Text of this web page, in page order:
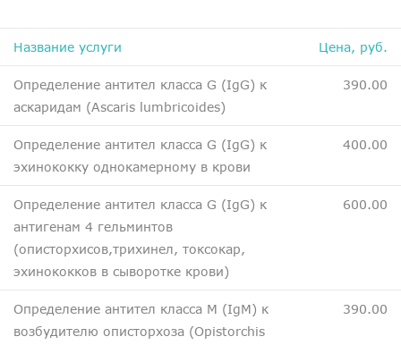
Вакансии
Название услуги Цена, руб.
Определение антител класса G (IgG) к
аскаридам (Ascaris lumbricoides)
390.00
Определение антител класса G (IgG) к
эхинококку однокамерному в крови
400.00
Определение антител класса G (IgG) к
антигенам 4 гельминтов
(описторхисов,трихинел, токсокар,
эхинококков в сыворотке крови)
600.00
Определение антител класса M (IgМ) к
возбудителю описторхоза (Opistorchis
390.00